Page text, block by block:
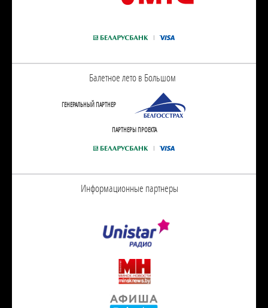
Балетное лето в Большом
ГЕНЕРАЛЬНЫЙ ПАРТНЕР
ПАРТНЕРЫ ПРОЕКТА
Информационные партнеры